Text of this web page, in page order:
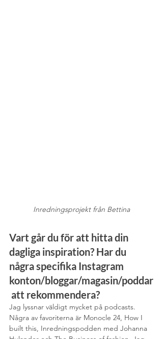
Inredningsprojekt från Bettina
Vart går du för att hitta din
dagliga inspiration? Har du
några specifika Instagram
konton/bloggar/magasin/poddar
att rekommendera?
Jag lyssnar väldigt mycket på podcasts.
Några av favoriterna är Monocle 24, How I
built this, Inredningspodden med Johanna